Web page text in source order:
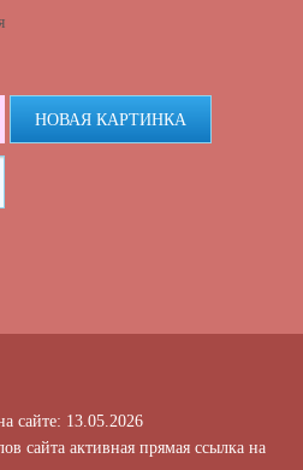
НОВАЯ КАРТИНКА
сайте: 13.05.2026
сайта активная прямая ссылка на